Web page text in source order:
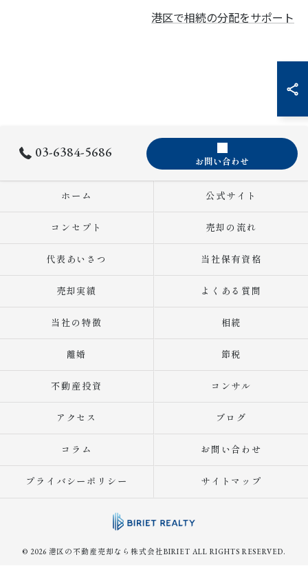
港区で相続の分配をサポート
03-6384-5686
お問い合わせ
ホーム 公式サイト
コンセプト 売却の流れ
代表あいさつ 当社保有資格
売却実績 よくある質問
当社の特徴 相続
離婚 節税
不動産投資 コンサル
アクセス ブログ
コラム お問い合わせ
プライバシーポリシー サイトマップ
© 2026 港区の不動産売却なら株式会社BIRIET ALL RIGHTS RESERVED.